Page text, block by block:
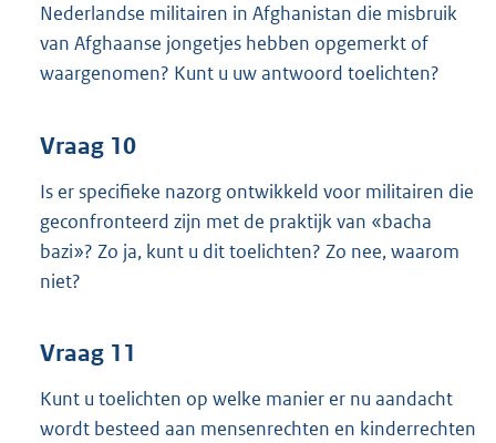
Nederlandse militairen in Afghanistan die misbruik
van Afghaanse jongetjes hebben opgemerkt of
waargenomen? Kunt u uw antwoord toelichten?
Vraag 10
Is er specifieke nazorg ontwikkeld voor militairen die
geconfronteerd zijn met de praktijk van «bacha
bazi»? Zo ja, kunt u dit toelichten? Zo nee, waarom
niet?
Vraag 11
Kunt u toelichten op welke manier er nu aandacht
wordt besteed aan mensenrechten en kinderrechten